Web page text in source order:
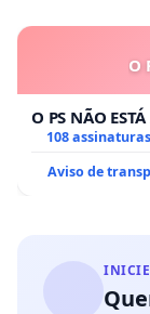
O
O PS NÃO
108 assinaturas
Aviso de
INICIE